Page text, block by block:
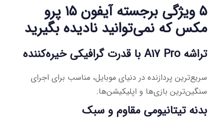
۵ ویژگی برجسته آیفون ۱۵ پرو
مکس که نمی‌توانید نادیده بگیرید
تراشه A17 Pro با قدرت گرافیکی خیره‌کننده
سریع‌ترین پردازنده در دنیای موبایل، مناسب برای اجرای
سنگین‌ترین بازی‌ها و اپلیکیشن‌ها.
بدنه تیتانیومی مقاوم و سبک